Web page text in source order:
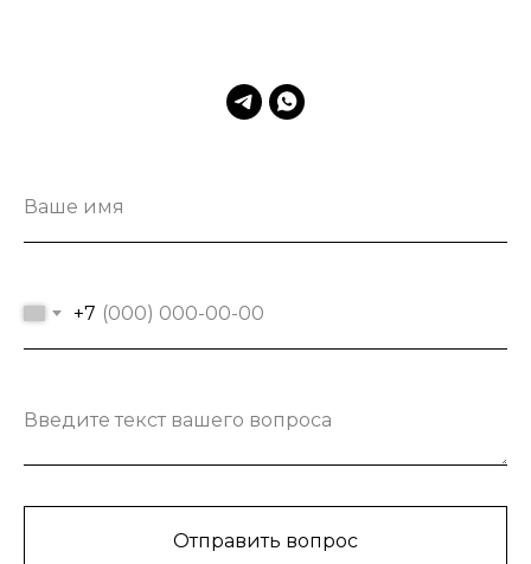
Ваше имя
+7
Введите текст вашего вопроса
Отправить вопрос